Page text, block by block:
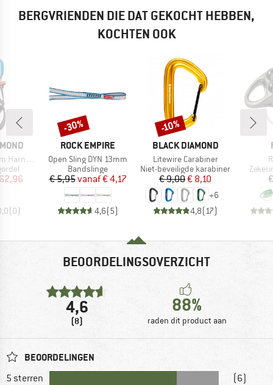
BERGVRIENDEN DIE DAT GEKOCHT HEBBEN,
KOCHTEN OOK
FL Body
prijs
(0)
MERK
ROCK EMPIRE
Artikel
Open Sling DYN 13mm
Productgroep
Bandslinge
Prijs
€ 5,95 Verlaagde prijs
vanaf€ 4,17
4,6(5)
Korting
-30%
MERK
BLACK DIAMOND
Artikel
Litewire Carabiner
Productgroep
Niet-beveiligde karabiner
Prijs
€ 9,00Verlaagde prijs
€ 8,10
+6
4,8(17)
Korting
-10%
BEOORDELINGSOVERZICHT
4,6
(8)
88%
raden dit product aan
BEOORDELINGEN
5 sterren
(6)